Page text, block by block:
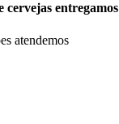
cervejas entregamos
atendemos